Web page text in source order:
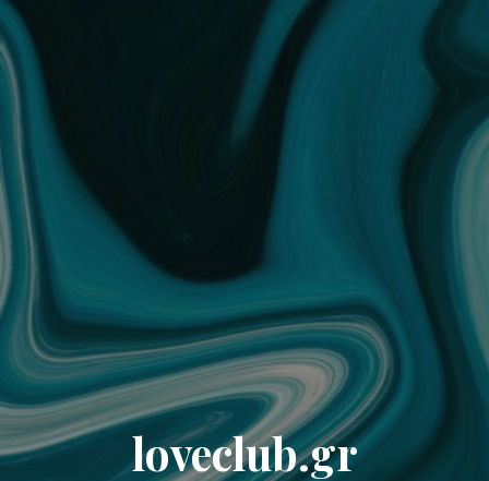
loveclub.gr